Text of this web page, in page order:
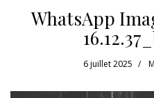
WhatsApp
6 juillet 2025